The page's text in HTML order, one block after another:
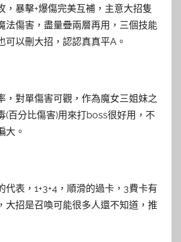
，暴擊+爆傷完美互補，主意大招隻
法傷害，盡量疊兩層再用，三個技能
可以刪大招，認認真真平A。
，對單傷害可觀，作為魔女三姐妹之
(百分比傷害)用來打boss很好用，不
大。
代表，1+3+4，順滑的過卡，3費卡有
大招是召喚可能很多人還不知道，推